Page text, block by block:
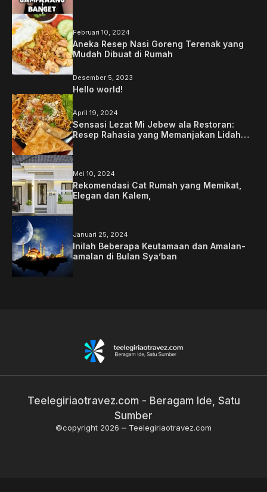
Februari 10, 2024
Aneka Resep Nasi Goreng Terenak yang
Mudah Dibuat di Rumah
Desember 5, 2023
Hello world!
April 19, 2024
Sensasi Lezat Mi Jebew ala Restoran:
Resep Rahasia yang Memanjakan Lidah
Mei 10, 2024
Rekomendasi Cat Rumah yang Memikat,
Elegan dan Kalem,
Januari 25, 2024
Inilah Beberapa Keutamaan dan Amalan-
amalan di Bulan Sya’ban
Teelegiriaotravez.com - Beragam Ide, Satu
Sumber
©copyright 2026 Teelegiriaotravez.com